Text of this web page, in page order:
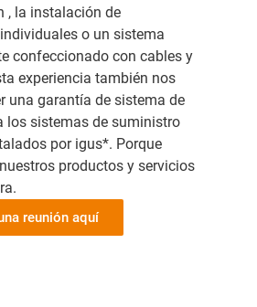
​, la instalación de
o un sistema
confeccionado con cables y
experiencia también nos
una garantía de sistema de
los sistemas de suministro
por igus*. Porque
productos y servicios
reunión aquí